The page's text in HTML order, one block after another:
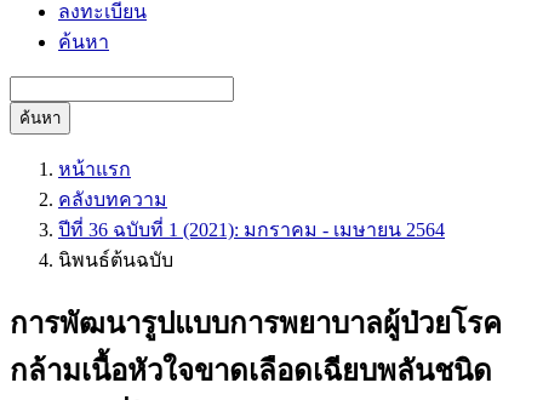
ลงทะเบียน
ค้นหา
ค้นหา
หน้าแรก
คลังบทความ
ปีที่ 36 ฉบับที่ 1 (2021): มกราคม - เมษายน 2564
นิพนธ์ต้นฉบับ
การพัฒนารูปแบบการพยาบาลผู้ป่วยโรค
กล้ามเนื้อหัวใจขาดเลือดเฉียบพลันชนิด